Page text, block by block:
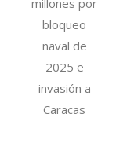
bloqueo
naval de
2025 e
invasión a
Caracas